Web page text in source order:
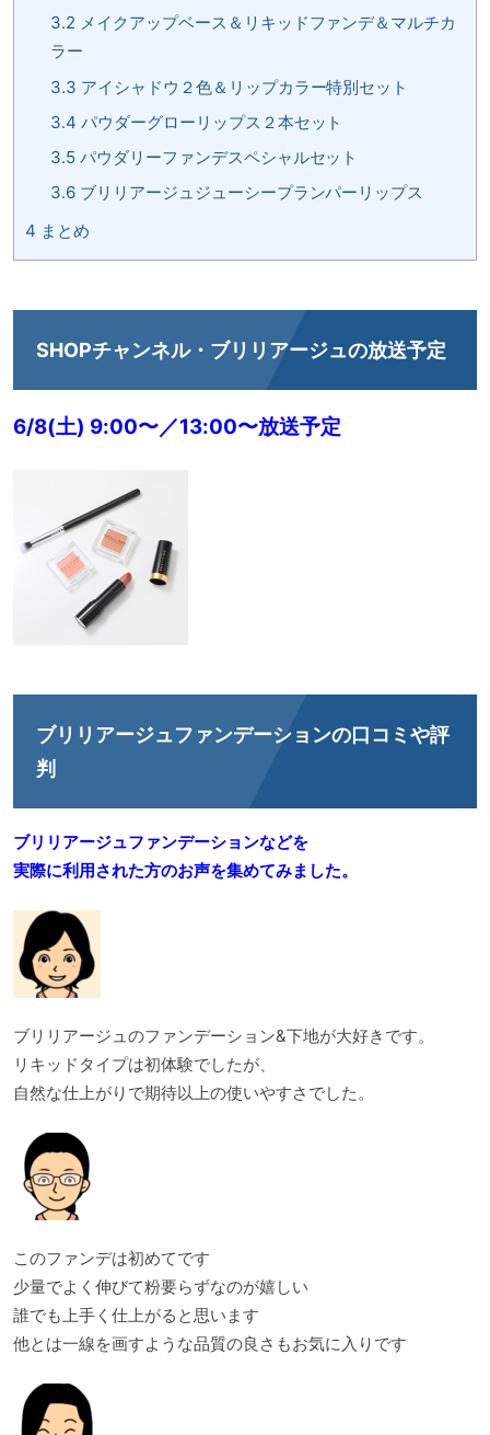
3.2 メイクアップベース＆リキッドファンデ＆マルチカ
ラー
3.3 アイシャドウ２色＆リップカラー特別セット
3.4 パウダーグローリップス２本セット
3.5パウダリーファンデスペシャルセット
3.6ブリリアージュジューシープランパーリップス
4 まとめ
SHOPチャンネル・ブリリアージュの放送予定
6/8(土) 9:00〜／13:00〜放送予定
ブリリアージュファンデーションの口コミや評
判
ブリリアージュファンデーションなどを
実際に利用された方のお声を集めてみました。
ブリリアージュのファンデーション&下地が大好きです。
リキッドタイプは初体験でしたが、
自然な仕上がりで期待以上の使いやすさでした。
このファンデは初めてです
少量でよく伸びて粉要らずなのが嬉しい
誰でも上手く仕上がると思います
他とは一線を画すような品質の良さもお気に入りです